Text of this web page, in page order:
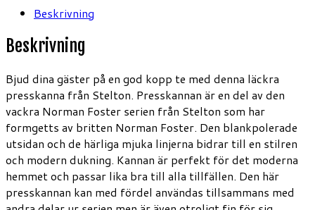
Beskrivning
Beskrivning
Bjud dina gäster på en god kopp te med denna läckra
presskanna från Stelton. Presskannan är en del av den
vackra Norman Foster serien från Stelton som har
formgetts av britten Norman Foster. Den blankpolerade
utsidan och de härliga mjuka linjerna bidrar till en stilren
och modern dukning. Kannan är perfekt för det moderna
hemmet och passar lika bra till alla tillfällen. Den här
presskannan kan med fördel användas tillsammans med